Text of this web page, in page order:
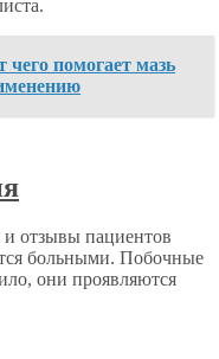
чего помогает мазь
отзывы пациентов
больными. Побочные
они проявляются